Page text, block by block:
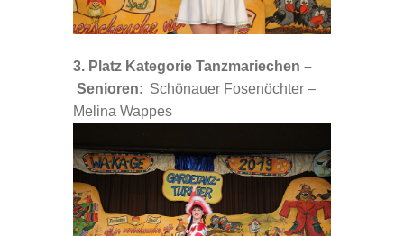
3. Platz Kategorie Tanzmariechen –
Senioren: Schönauer Fosenöchter –
Melina Wappes